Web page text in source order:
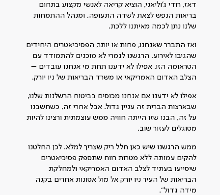
דאז, רודי ג'וליאני, הוציא קריאה לאנשי מקצוע בתחום
בריאות הנפש לצאת לשדה התעופה, ומנהל ההתמחות
שלנו נתן לכמה מאיתנו ללכת.
ואז התברר שאנחנו, פחות או יותר, הפסיכיאטרים היחידים
שהגיבו לאירוע. הרגשנו לגמרי לא מוכנים להתמודד עם
הטראומה הזו. אפילו לא ידענו תחת מי אנחנו עובדים –
הצלב האדום האמריקאי או משרד הבריאות של ניו יורק.
אפילו לא ידענו אם אנחנו מכוסים בביטוח הרשלנות שלנו,
שבארצות הברית זה עניין גדול. אבל אחרי זה, כשחשבנו
על זה, הבנו שזו הייתה חוויה ממש עוצמתית ורצינו להיות
מסוגלים לעזור שוב.
ממש הרגשנו שיש כאן חלל ריק שצריך למלא. לכן החלטנו
להקים עמותה ללא מטרות רווח שתספק פסיכיאטרים
שיסייעו בעתיד לצלב האדום האמריקאי ולמחלקת
הבריאות של העיר ניו יורק אל מול אסונות אחרים בקנה
מידה גדול".